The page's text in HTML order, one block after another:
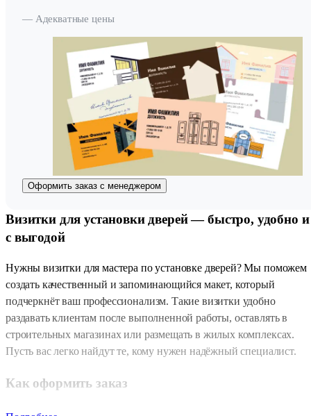
— Адекватные цены
Оформить заказ с менеджером
Визитки для установки дверей — быстро, удобно и
с выгодой
Нужны визитки для мастера по установке дверей? Мы поможем
создать качественный и запоминающийся макет, который
подчеркнёт ваш профессионализм. Такие визитки удобно
раздавать клиентам после выполненной работы, оставлять в
строительных магазинах или размещать в жилых комплексах.
Пусть вас легко найдут те, кому нужен надёжный специалист.
Как оформить заказ
Заходите в любой из наших